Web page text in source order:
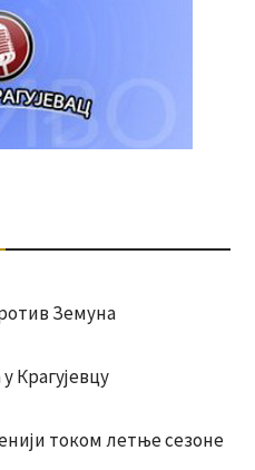
Земуна
Крагујевцу
током летње сезоне